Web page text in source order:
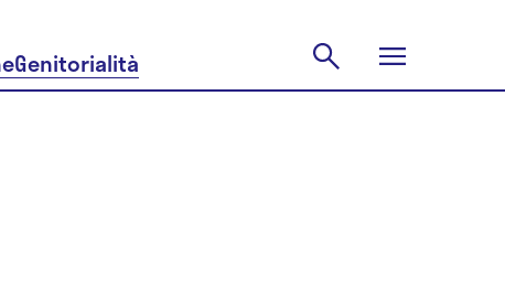
Genitorialità